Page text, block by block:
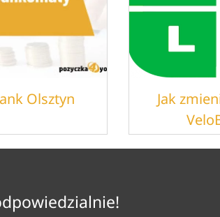
Olsztyn
Jak